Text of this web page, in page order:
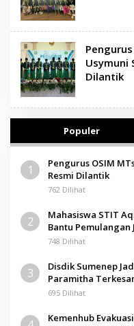
Usymuni
Dilantik
Populer
1
Pengurus OSIM
Resmi Dilantik
762 Dilihat
2
Mahasiswa STIT
Bantu Pemulangan
748 Dilihat
3
Disdik Sumenep
Paramitha
695 Dilihat
Kemenhub